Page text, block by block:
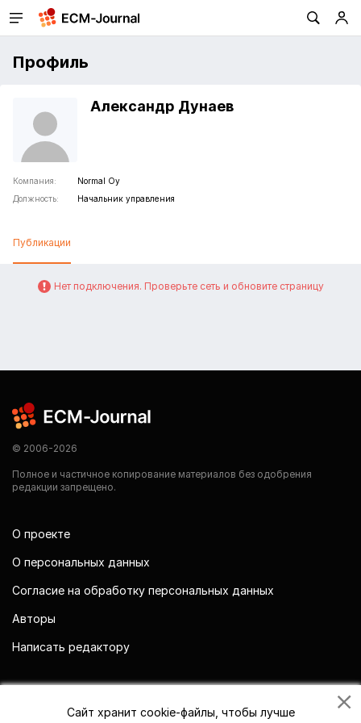
Профиль
Александр Дунаев
Компания:
Normal Oy
Должность:
Начальник управления
Публикации
Нет подключения. Проверьте сеть и обновите страницу
© 2006-2026
Полное и частичное копирование материалов без одобрения
редакции запрещено.
О проекте
О персональных данных
Согласие на обработку персональных данных
Авторы
Написать редактору
Сайт хранит cookie-файлы, чтобы лучше